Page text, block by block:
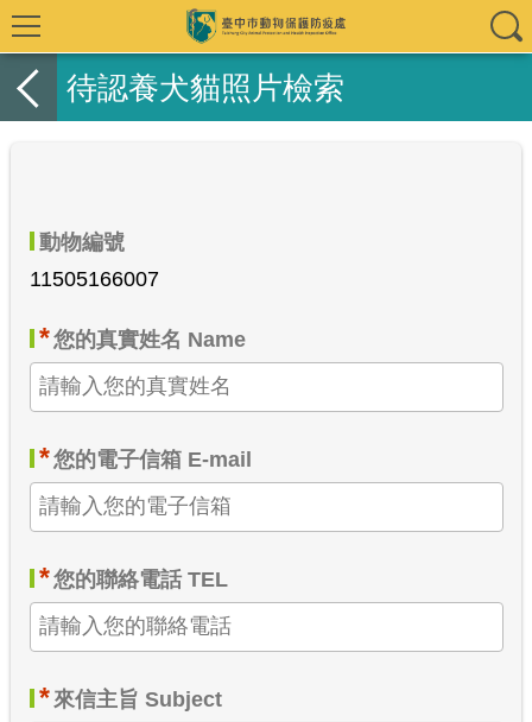
待認養犬貓照片檢索
動物編號
11505166007
*您的真實姓名 Name
*您的電子信箱 E-mail
*您的聯絡電話 TEL
* 來信主旨 Subject